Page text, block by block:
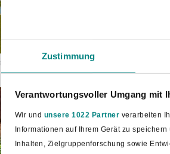
Zustimmung
Verantwortungsvoller Umgang mit
Wir und unsere 1022 Partner verarbeiten
Informationen auf Ihrem Gerät zu
Inhalten, Zielgruppenforschung sowie